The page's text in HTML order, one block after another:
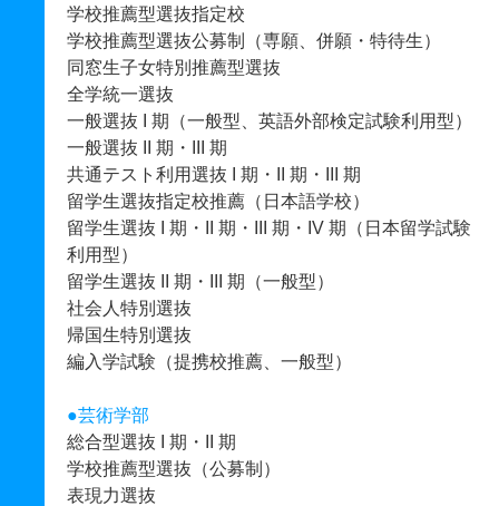
学校推薦型選抜指定校
学校推薦型選抜公募制（専願、併願・特待生）
同窓生子女特別推薦型選抜
全学統一選抜
一般選抜 I 期（一般型、英語外部検定試験利用型）
一般選抜 II 期・III 期
共通テスト利用選抜 I 期・II 期・III 期
留学生選抜指定校推薦（日本語学校）
留学生選抜 I 期・II 期・III 期・IV 期（日本留学試験
利用型）
留学生選抜 II 期・III 期（一般型）
社会人特別選抜
帰国生特別選抜
編入学試験（提携校推薦、一般型）
●芸術学部
総合型選抜 I 期・II 期
学校推薦型選抜（公募制）
表現力選抜